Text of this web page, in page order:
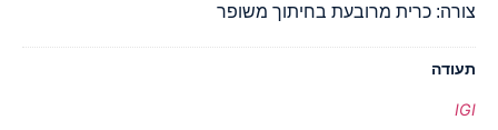
צורה: כרית מרובעת בחיתוך משופר
תעודה
IGI